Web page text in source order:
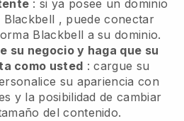
: si ya posee un dominio
Blackbell , puede conectar
Blackbell a su dominio.
su negocio y haga que su
como usted : cargue su
su apariencia con
y la posibilidad de cambiar
del contenido.